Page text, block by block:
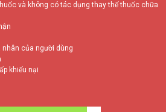
và không có tác dụng thay thế thuốc chữa
nhân của người dùng
khiếu nại